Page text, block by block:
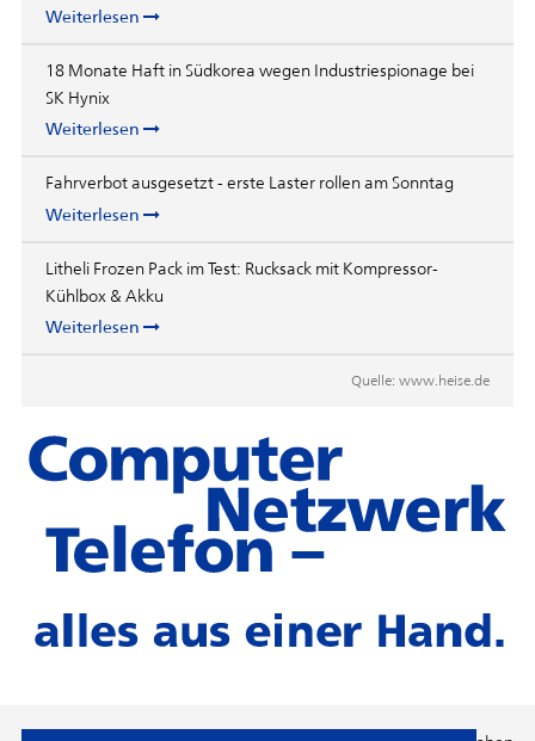
Weiterlesen
18 Monate Haft in Südkorea wegen Industriespionage bei
SK Hynix
Weiterlesen
Fahrverbot ausgesetzt - erste Laster rollen am Sonntag
Weiterlesen
Litheli Frozen Pack im Test: Rucksack mit Kompressor-
Kühlbox & Akku
Weiterlesen
Quelle: www.heise.de